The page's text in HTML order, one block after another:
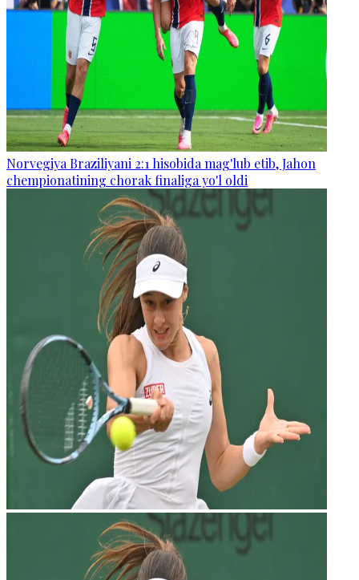
Norvegiya Braziliyani 2:1 hisobida mag'lub etib, Jahon
chempionatining chorak finaliga yo'l oldi